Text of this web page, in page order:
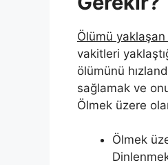
Ölümü
vakitleri
ölümünü
sağlamak ve
Ölmek üzere
Ölmek